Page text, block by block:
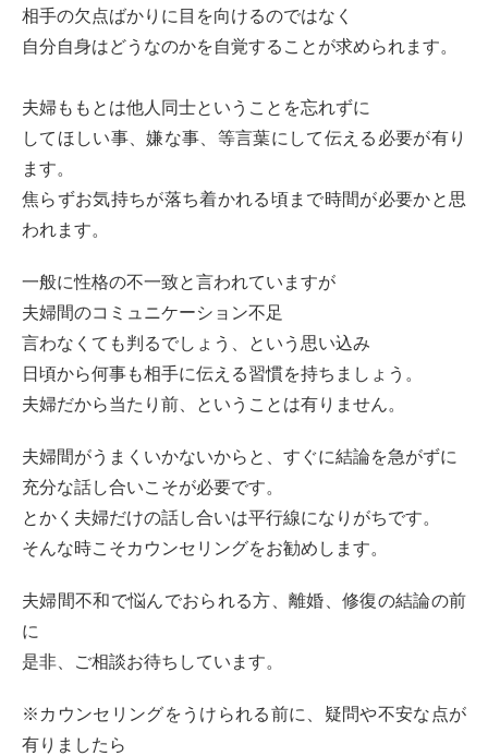
相手の欠点ばかりに目を向けるのではなく
自分自身はどうなのかを自覚することが求められます。
夫婦ももとは他人同士ということを忘れずに
してほしい事、嫌な事、等言葉にして伝える必要が有り
ます。
焦らずお気持ちが落ち着かれる頃まで時間が必要かと思
われます。
一般に性格の不一致と言われていますが
夫婦間のコミュニケーション不足
言わなくても判るでしょう、という思い込み
日頃から何事も相手に伝える習慣を持ちましょう。
夫婦だから当たり前、ということは有りません。
夫婦間がうまくいかないからと、すぐに結論を急がずに
充分な話し合いこそが必要です。
とかく夫婦だけの話し合いは平行線になりがちです。
そんな時こそカウンセリングをお勧めします。
夫婦間不和で悩んでおられる方、離婚、修復の結論の前
に
是非、ご相談お待ちしています。
※カウンセリングをうけられる前に、疑問や不安な点が
有りましたら